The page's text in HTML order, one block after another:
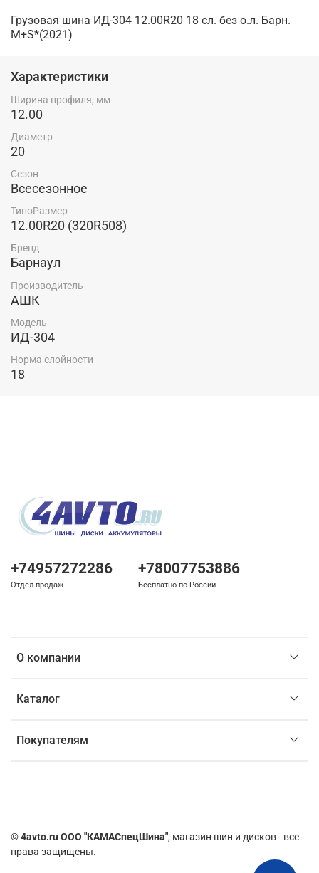
Грузовая шина ИД-304 12.00R20 18 сл. без о.л. Барн.
M+S*(2021)
Характеристики
Ширина профиля, мм
12.00
Диаметр
20
Сезон
Всесезонное
ТипоРазмер
12.00R20 (320R508)
Бренд
Барнаул
Производитель
АШК
Модель
ИД-304
Норма слойности
18
О компании
Каталог
Покупателям
+74957272286
Отдел продаж
+78007753886
Бесплатно по России
©4avto.ru ООО "КАМАСпецШина", магазин шин и дисков - все
права защищены.